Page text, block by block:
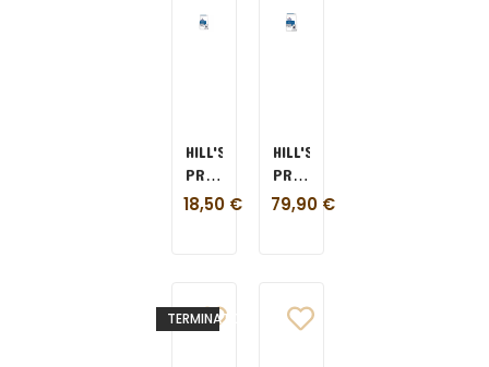
HILL'S
PRESCRIPTION
DIET
DERM
18,50 €
HILL'S
PRESCRIPTION
DIET
DERM
79,90 €
TERMINATO